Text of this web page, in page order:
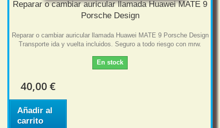
Reparar o cambiar auricular llamada Huawei MATE 9
Porsche Design
Reparar o cambiar auricular llamada Huawei MATE 9 Porsche Design
Transporte ida y vuelta incluidos. Seguro a todo riesgo con mrw.
En stock
40,00 €
Añadir al
carrito